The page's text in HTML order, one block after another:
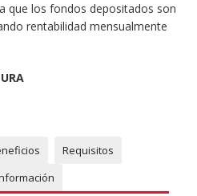
que los fondos depositados son
rentabilidad mensualmente
Requisitos